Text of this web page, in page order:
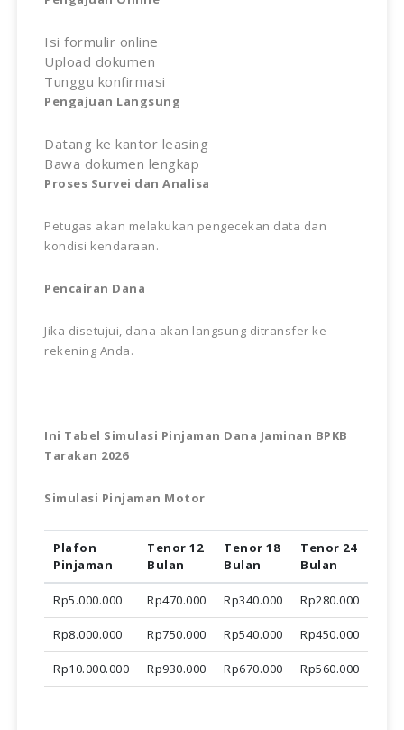
Isi formulir online
Upload dokumen
Tunggu konfirmasi
Pengajuan Langsung
Datang ke kantor leasing
Bawa dokumen lengkap
Proses Survei dan Analisa
Petugas akan melakukan pengecekan data dan
kondisi kendaraan.
Pencairan Dana
Jika disetujui, dana akan langsung ditransfer ke
rekening Anda.
Ini Tabel Simulasi Pinjaman Dana Jaminan BPKB
Tarakan 2026
Simulasi Pinjaman Motor
Plafon
Pinjaman
Tenor 12
Bulan
Tenor 18
Bulan
Tenor 24
Bulan
Rp5.000.000 Rp470.000 Rp340.000 Rp280.000
Rp8.000.000 Rp750.000 Rp540.000 Rp450.000
Rp10.000.000 Rp930.000 Rp670.000 Rp560.000